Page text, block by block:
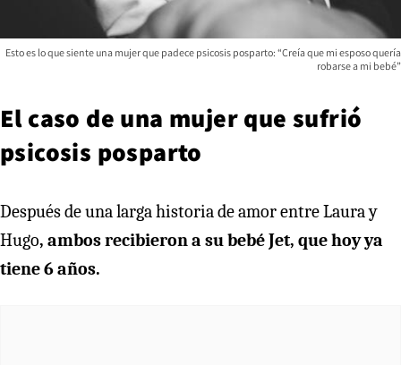
Esto es lo que siente una mujer que padece psicosis posparto: “Creía que mi esposo quería
robarse a mi bebé”
El caso de una mujer que sufrió
psicosis posparto
Después de una larga historia de amor entre Laura y
Hugo, ambos recibieron a su bebé Jet, que hoy ya
tiene 6 años.